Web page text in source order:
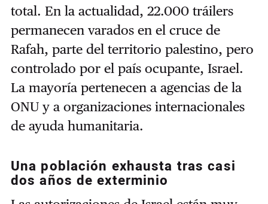
total. En la actualidad, 22.000 tráilers
permanecen varados en el cruce de
Rafah, parte del territorio palestino, pero
controlado por el país ocupante, Israel.
La mayoría pertenecen a agencias de la
ONU y a organizaciones internacionales
de ayuda humanitaria.
Una población exhausta tras casi
dos años de exterminio